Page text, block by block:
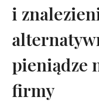
i
pieniądze
firmy